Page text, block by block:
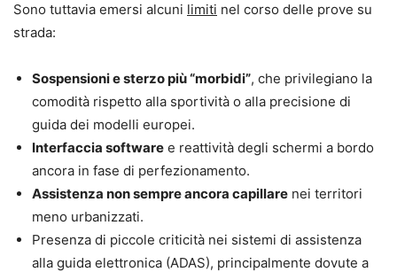
Sono tuttavia emersi alcuni limiti nel corso delle prove su
strada:
Sospensioni e sterzo più “morbidi”, che privilegiano la
comodità rispetto alla sportività o alla precisione di
guida dei modelli europei.
Interfaccia software e reattività degli schermi a bordo
ancora in fase di perfezionamento.
Assistenza non sempre ancora capillare nei territori
meno urbanizzati.
Presenza di piccole criticità nei sistemi di assistenza
alla guida elettronica (ADAS), principalmente dovute a